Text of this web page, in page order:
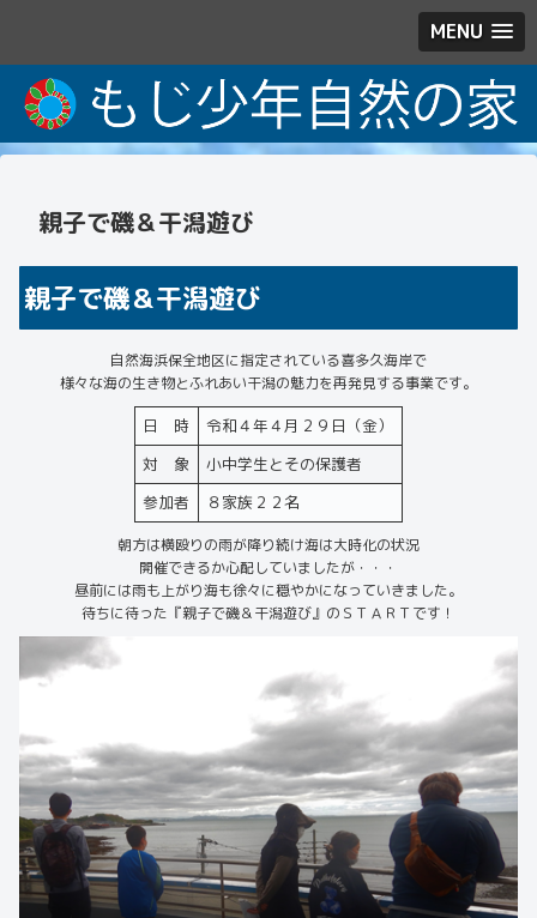
MENU
親子で磯＆干潟遊び
親子で磯＆干潟遊び
自然海浜保全地区に指定されている喜多久海岸で
様々な海の生き物とふれあい干潟の魅力を再発見する事業です。
日 時
令和４年４月２９日（金）
対 象
小中学生とその保護者
参加者
８家族２２名
朝方は横殴りの雨が降り続け海は大時化の状況
開催できるか心配していましたが・・・
昼前には雨も上がり海も徐々に穏やかになっていきました。
待ちに待った『親子で磯＆干潟遊び』のＳＴＡＲＴです！